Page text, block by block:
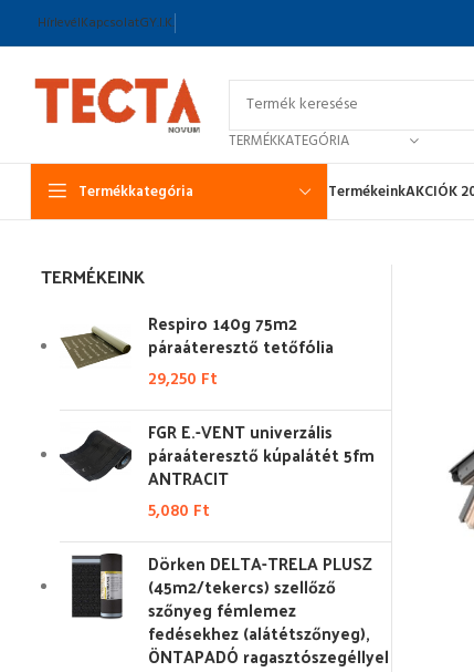
HírlevélKapcsolatGY.I.K.
TERMÉKKATEGÓRIA
Termékkategória TermékeinkAKCIÓK
TERMÉKEINK
Respiro 140g 75m2
páraáteresztő tetőfólia
29,250 Ft
FGR E.-VENT univerzális
páraáteresztő kúpalátét 5fm
ANTRACIT
5,080 Ft
Dörken DELTA-TRELA PLUSZ
(45m2/tekercs) szellőző
szőnyeg fémlemez
fedésekhez (alátétszőnyeg),
ÖNTAPADÓ ragasztószegéllyel